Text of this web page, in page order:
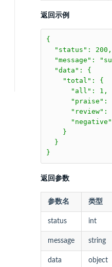
返回示例
{
  "status": 200,
"message":
  "data": {
    "total": {
      "all": 1,
"praise":
"review":
    }
  }
}
返回参数
参数名 类型
status int
message string
data object